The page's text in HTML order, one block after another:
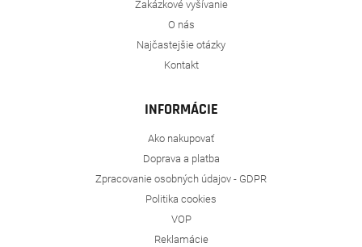
Zakázkové vyšívanie
O nás
Najčastejšie otázky
Kontakt
INFORMÁCIE
Ako nakupovať
Doprava a platba
Zpracovanie osobných údajov - GDPR
Politika cookies
VOP
Reklamácie